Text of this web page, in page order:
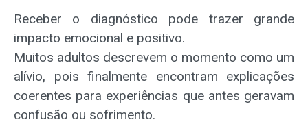
Receber o diagnóstico pode trazer grande
impacto emocional e positivo.
Muitos adultos descrevem o momento como um
alívio, pois finalmente encontram explicações
coerentes para experiências que antes geravam
confusão ou sofrimento.